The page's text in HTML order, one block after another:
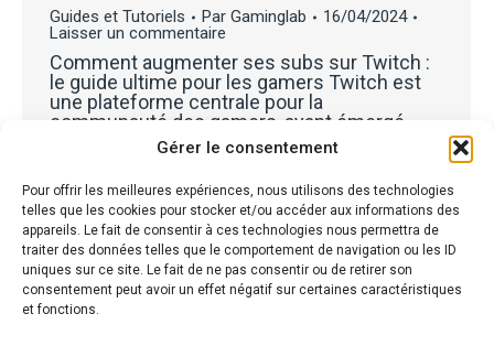
Gérer le consentement
Pour offrir les meilleures expériences, nous utilisons des technologies
telles que les cookies pour stocker et/ou accéder aux informations des
appareils. Le fait de consentir à ces technologies nous permettra de
traiter des données telles que le comportement de navigation ou les ID
uniques sur ce site. Le fait de ne pas consentir ou de retirer son
consentement peut avoir un effet négatif sur certaines caractéristiques
et fonctions.
Guides et Tutoriels Par Gaminglab
16/04/2024
Laisser un commentaire
Comment augmenter ses subs sur Twitch :
le guide ultime pour les gamers Twitch est
une plateforme centrale pour la
communauté des gamers, ayant émergé
comme un espace majeur de diffusion en
plus de 15 millions d’utilisateurs actifs,
offrant aux joueurs une plateforme pour
montrer leurs talents…